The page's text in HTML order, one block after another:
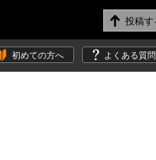
初めての方へ よくある質問